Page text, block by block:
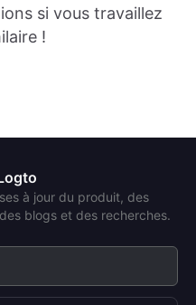
si vous travaillez
!
à jour du produit, des
blogs et des recherches.